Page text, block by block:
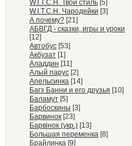
W.I.T.C.H. Твой стиль [5]
W.I.T.C.H. Чародейки [3]
А почему? [21]
АБВГД - сказки, игры и уроки
[12]
Автобус [53]
Акбузат [1]
Аладдин [11]
Алый парус [2]
Апельсинка [14]
Багз Банни и его друзья [10]
Баламут [5]
Барбоскины [3]
Барвинок [23]
Барвiнок (укр.) [13]
Большая переменка [8]
Брайлинка [9]